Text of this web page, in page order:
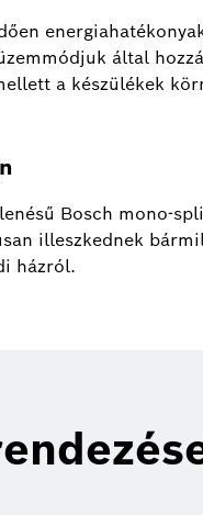
által
a készülékek
Bosch mono-
illeszkednek
házról.